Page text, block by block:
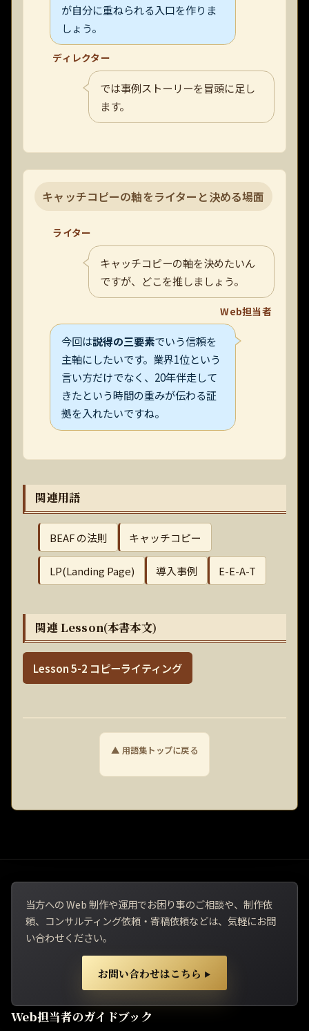
が自分に重ねられる入口を作りま
しょう。
ディレクター
では事例ストーリーを冒頭に足し
ます。
キャッチコピーの軸をライターと決める場面
ライター
キャッチコピーの軸を決めたいん
ですが、どこを推しましょう。
Web担当者
今回は説得の三要素でいう信頼を
主軸にしたいです。業界1位という
言い方だけでなく、20年伴走して
きたという時間の重みが伝わる証
拠を入れたいですね。
関連用語
BEAF の法則 キャッチコピー
LP(Landing Page) 導入事例 E-E-A-T
関連 Lesson(本書本文)
Lesson 5-2 コピーライティング
▲ 用語集トップに戻る
Web担当者のガイドブック
当方への Web 制作や運用でお困り事のご相談や、制作依
頼、コンサルティング依頼・寄稿依頼などは、気軽にお問
い合わせください。
お問い合わせはこちら ▶